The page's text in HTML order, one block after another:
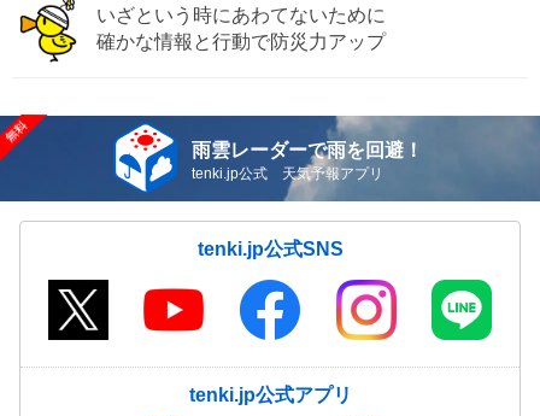
いざという時にあわてないために
確かな情報と行動で防災力アップ
雨雲レーダーで雨を回避！
tenki.jp公式 天気予報アプリ
tenki.jp公式SNS
tenki.jp公式アプリ